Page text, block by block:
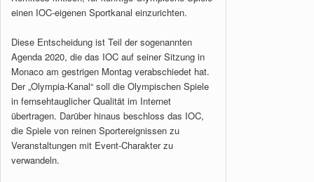
einen IOC-eigenen Sportkanal einzurichten.
Diese Entscheidung ist Teil der sogenannten
Agenda 2020, die das IOC auf seiner Sitzung in
Monaco am gestrigen Montag verabschiedet hat.
Der „Olympia-Kanal“ soll die Olympischen Spiele
in fernsehtauglicher Qualität im Internet
übertragen. Darüber hinaus beschloss das IOC,
die Spiele von reinen Sportereignissen zu
Veranstaltungen mit Event-Charakter zu
verwandeln.